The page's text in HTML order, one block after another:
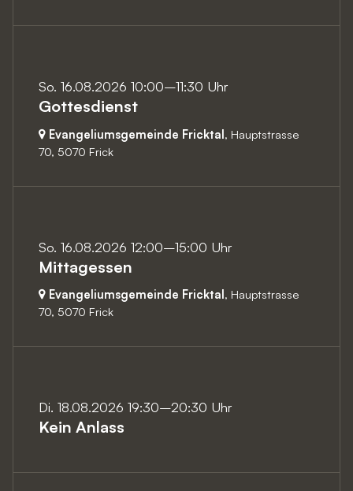
So. 16.08.2026 10:00–11:30 Uhr
Gottesdienst
Evangeliumsgemeinde Fricktal, Hauptstrasse
70, 5070 Frick
So. 16.08.2026 12:00–15:00 Uhr
Mittagessen
Evangeliumsgemeinde Fricktal , Hauptstrasse
70, 5070 Frick
Di. 18.08.2026 19:30–20:30 Uhr
Kein Anlass